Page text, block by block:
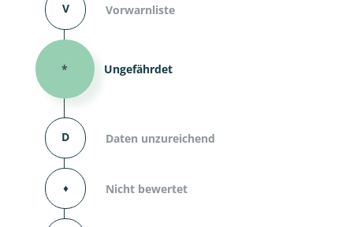
V Vorwarnliste
* Ungefährdet
D Daten unzureichend
⬧ Nicht bewertet